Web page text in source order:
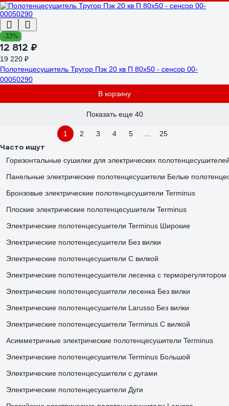
-33%
12 812 ₽
19 220 ₽
Полотенцесушитель Тругор Пэк 20 кв П 80х50 - сенсор 00-
00050290
В корзину
Показать еще 40
1 2 3 4 5 25
Часто ищут
Горизонтальные сушилки для электрических
Панельные электрические полотенцесушители Белые
Бронзовые электрические полотенцесушители Terminus
Плоские электрические полотенцесушители Terminus
Электрические полотенцесушители Terminus Широкие
Электрические полотенцесушители Без вилки
Электрические полотенцесушители С вилкой
Электрические полотенцесушители лесенка с терморегулятором
Электрические полотенцесушители лесенка Без вилки
Электрические полотенцесушители Larusso Без вилки
Электрические полотенцесушители Terminus С вилкой
Асимметричные электрические полотенцесушители Terminus
Электрические полотенцесушители Terminus Большой
Электрические полотенцесушители с дугами
Электрические полотенцесушители Дуги